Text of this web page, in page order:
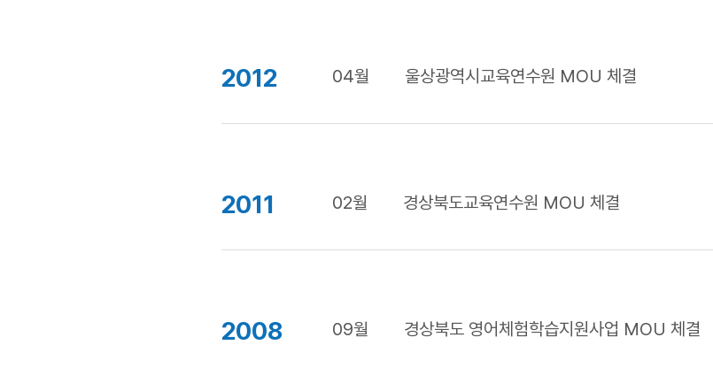
2012 04월 울상광역시교육연수원 MOU 체결
2011 02월 경상북도교육연수원 MOU 체결
2008 09월 경상북도 영어체험학습지원사업 MOU 체결